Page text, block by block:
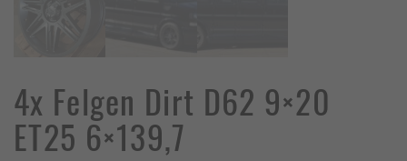
4x Felgen Dirt D62 9×20
ET25 6×139,7